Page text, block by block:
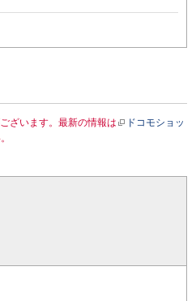
ざいます。最新の情報は
ドコモショッ